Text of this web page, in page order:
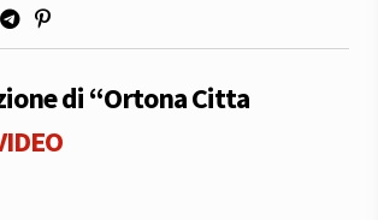
di “Ortona Citta